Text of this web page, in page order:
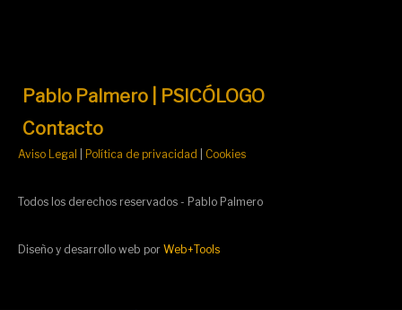
Pablo Palmero | PSICÓLOGO
Contacto
Aviso Legal Política de privacidad Cookies
Todos los derechos reservados - Pablo Palmero
Diseño y desarrollo web por Web+Tools